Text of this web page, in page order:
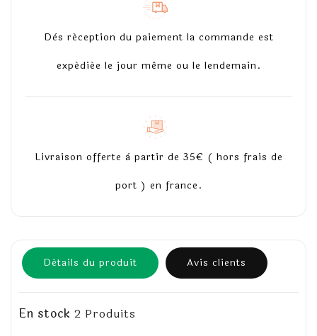
Dès réception du paiement la commande est
expédiée le jour même ou le lendemain.
Livraison offerte à partir de 35€ ( hors frais de
port ) en france.
Détails du produit Avis clients
En stock 2 Produits